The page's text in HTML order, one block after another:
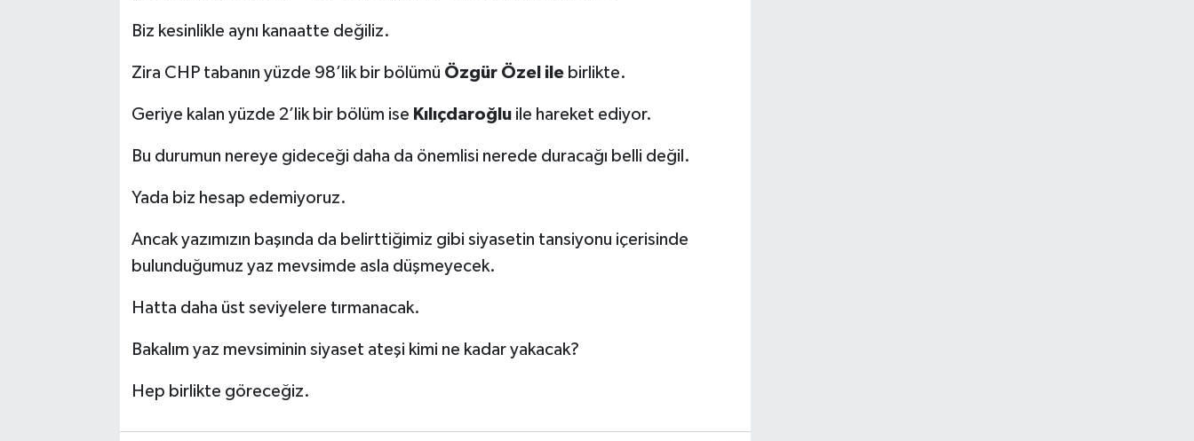
Biz kesinlikle aynı kanaatte değiliz.
Zira CHP tabanın yüzde 98’lik bir bölümü Özgür Özel ilebirlikte.
Geriye kalan yüzde 2’lik bir bölüm ise Kılıçdaroğluile hareket ediyor.
Bu durumun nereye gideceği daha da önemlisi nerede duracağı belli değil.
Yada biz hesap edemiyoruz.
Ancak yazımızın başında da belirttiğimiz gibi siyasetin tansiyonu içerisinde
bulunduğumuz yaz mevsimde asla düşmeyecek.
Hatta daha üst seviyelere tırmanacak.
Bakalım yaz mevsiminin siyaset ateşi kimi ne kadar yakacak?
Hep birlikte göreceğiz.